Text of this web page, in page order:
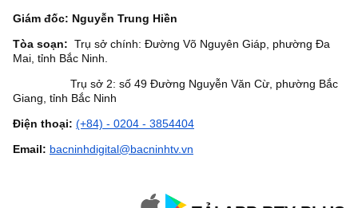
Giám đốc: Nguyễn Trung Hiền
Tòa soạn: Trụ sở chính: Đường Võ Nguyên Giáp, phường Đa
Mai, tỉnh Bắc Ninh.
Trụ sở 2: số 49 Đường Nguyễn Văn Cừ, phường Bắc
Giang, tỉnh Bắc Ninh
Điện thoại: (+84) - 0204 - 3854404
Email: bacninhdigital@bacninhtv.vn